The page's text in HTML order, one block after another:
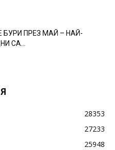
БУРИ ПРЕЗ МАЙ – НАЙ-
СА…
28353
27233
25948